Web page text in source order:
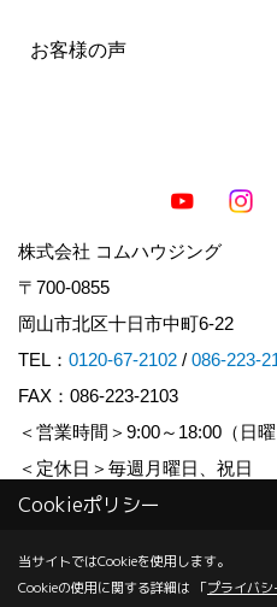
お客様の声
株式会社 コムハウジング
〒700-0855
岡山市北区十日市中町6-22
TEL： 0120-67-2102 / 086-223-
FAX：086-223-2103
＜営業時間＞9:00～18:00（日
＜定休日＞毎週月曜日、祝日
Copyright (c) COM HOUSHING Inc.
Produced byゴデスクリエイト
Cookieポリシー
当サイトではCookieを使用します。
Cookieの使用に関する詳細は 「プライバ